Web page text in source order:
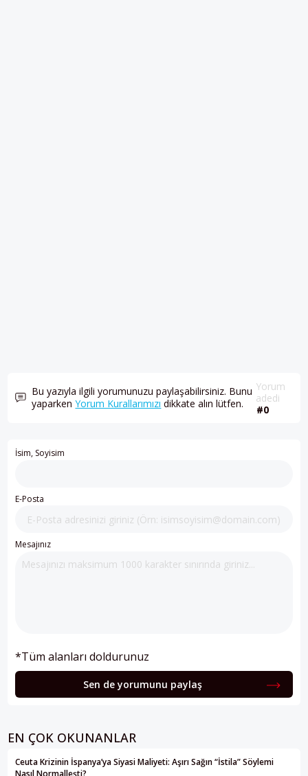
Bu yazıyla ilgili yorumunuzu paylaşabilirsiniz. Bunu
yaparkenYorum Kurallarımızı dikkate alın lütfen.
Yorum
adedi
#0
İsim, Soyisim
E-Posta
Mesajınız
*Tüm alanları doldurunuz
Sen de yorumunu paylaş
EN ÇOK OKUNANLAR
Ceuta Krizinin İspanya’ya Siyasi Maliyeti: Aşırı Sağın “İstila” Söylemi